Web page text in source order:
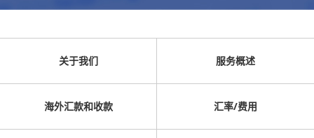
关于我们 服务概述
海外汇款和收款 汇率/费用